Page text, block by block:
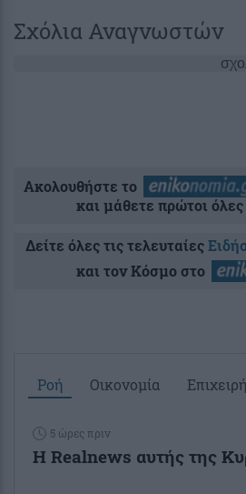
Σχόλια Αναγνωστών
Ακολουθήστε το
και μάθετε πρώτοι όλες
Δείτε όλες τις τελευταίες
και τον Κόσμο στο
Ροή Οικονομία
5 ώρες πριν
Η Realnews αυτής της